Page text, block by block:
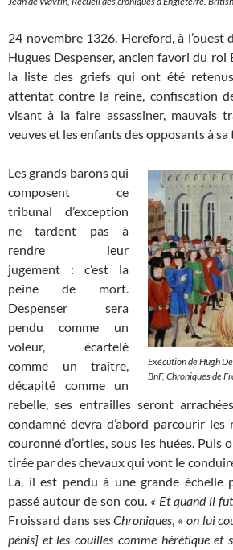
24 novembre 1326. Hereford, à l’ouest
Hugues Despenser, ancien favori du
la liste des griefs qui ont été
attentat contre la reine, confiscation
visant à la faire assassiner, mauvais
veuves et les enfants des opposants à
Exécution de Hugh
BnF, Chroniques de
Les grands barons qui
composent ce
tribunal d’exception
ne tardent pas à
rendre leur
jugement : c’est la
peine de mort.
Despenser sera
pendu comme un
voleur, écartelé
comme un traître,
décapité comme un
rebelle, ses entrailles seront
condamné devra d’abord parcourir
couronné d’orties, sous les huées. Puis
tirée par des chevaux qui vont le
Là, il est pendu à une grande
passé autour de son cou.« Et quand il
Froissard dans sesChroniques, « on lui
pénis] et les couilles comme hérétique et